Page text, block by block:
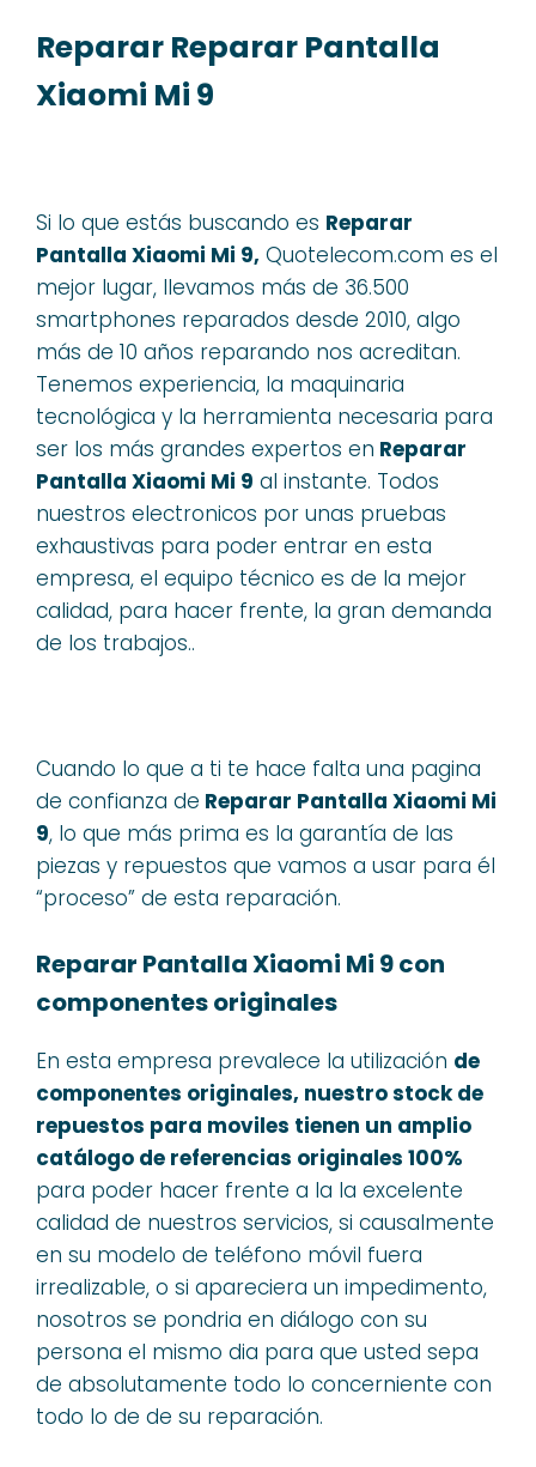
Reparar Reparar Pantalla
Xiaomi Mi 9
Si lo que estás buscando es Reparar
Pantalla Xiaomi Mi 9, Quotelecom.com es el
mejor lugar, llevamos más de 36.500
smartphones reparados desde 2010, algo
más de 10 años reparando nos acreditan.
Tenemos experiencia, la maquinaria
tecnológica y la herramienta necesaria para
ser los más grandes expertos en Reparar
Pantalla Xiaomi Mi 9 al instante. Todos
nuestros electronicos por unas pruebas
exhaustivas para poder entrar en esta
empresa, el equipo técnico es de la mejor
calidad, para hacer frente, la gran demanda
de los trabajos..
Cuando lo que a ti te hace falta una pagina
de confianza de Reparar Pantalla Xiaomi Mi
9, lo que más prima es la garantía de las
piezas y repuestos que vamos a usar para él
“proceso” de esta reparación.
Reparar Pantalla Xiaomi Mi 9 con
componentes originales
En esta empresa prevalece la utilización de
componentes originales, nuestro stock de
repuestos para moviles tienen un amplio
catálogo de referencias originales 100%
para poder hacer frente a la la excelente
calidad de nuestros servicios, si causalmente
en su modelo de teléfono móvil fuera
irrealizable, o si apareciera un impedimento,
nosotros se pondria en diálogo con su
persona el mismo dia para que usted sepa
de absolutamente todo lo concerniente con
todo lo de de su reparación.